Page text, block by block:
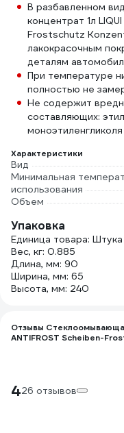
В разбавленном
концентрат 1л
Frostschutz
лакокрасочным
деталям
При температуре
полностью не
Не содержит
составляющих:
Характеристики
Вид
Минимальная
использования
Объем
Упаковка
Единица товара: Штука
Вес, кг: 0.885
Длина, мм: 90
Ширина, мм: 65
Высота, мм: 240
Отзывы
ANTIFROST Scheiben-
426 отзывов